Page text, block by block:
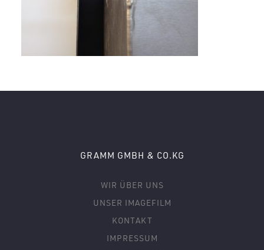
GRAMM GMBH & CO.KG
WIR ÜBER UNS
UNSER IMAGEFILM
KONTAKT
IMPRESSUM